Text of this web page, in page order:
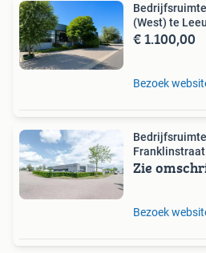
(West) te
€ 1.100,00
Bezoek
Zie
Bezoek